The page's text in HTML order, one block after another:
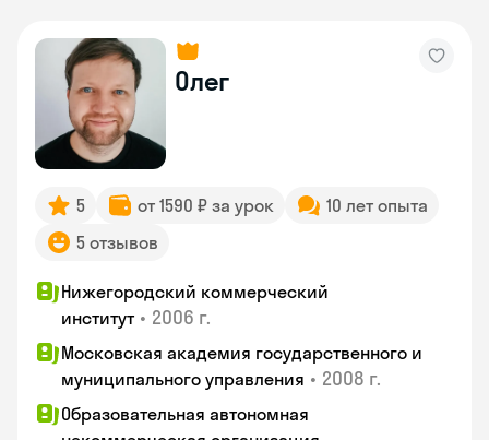
Олег
5 от 1590 ₽ за урок
10 лет опыта
5 отзывов
Нижегородский коммерческий
институт • 2006 г.
Московская академия государственного и
муниципального управления • 2008 г.
Образовательная автономная